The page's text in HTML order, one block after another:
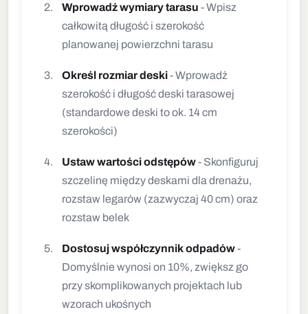
Wprowadź wymiary tarasu - Wpisz
całkowitą długość i szerokość
planowanej powierzchni tarasu
Określ rozmiar deski- Wprowadź
szerokość i długość deski tarasowej
(standardowe deski to ok. 14 cm
szerokości)
Ustaw wartości odstępów- Skonfiguruj
szczelinę między deskami dla drenażu,
rozstaw legarów (zazwyczaj 40 cm) oraz
rozstaw belek
Dostosuj współczynnik odpadów-
Domyślnie wynosi on 10%, zwiększ go
przy skomplikowanych projektach lub
wzorach ukośnych